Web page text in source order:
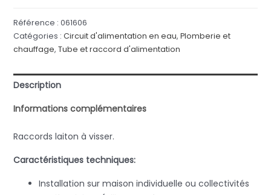
Référence : 061606
Catégories : Circuit d'alimentation en eau, Plomberie et
chauffage, Tube et raccord d'alimentation
Description
Informations complémentaires
Raccords laiton à visser.
Caractéristiques techniques:
Installation sur maison individuelle ou collectivités